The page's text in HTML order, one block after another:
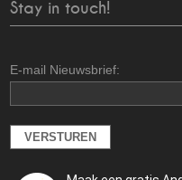
Stay in touch!
E-mail Nieuwsbrief: